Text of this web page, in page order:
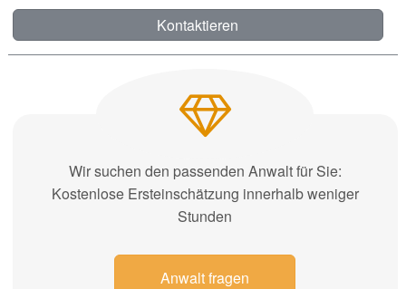
Kontaktieren
Wir suchen den passenden Anwalt für Sie:
Kostenlose Ersteinschätzung innerhalb weniger
Stunden
Anwalt fragen